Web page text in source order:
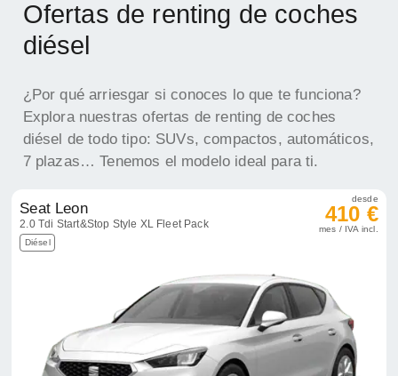
7 plazas… Tenemos el modelo ideal para ti.
Diésel
desde